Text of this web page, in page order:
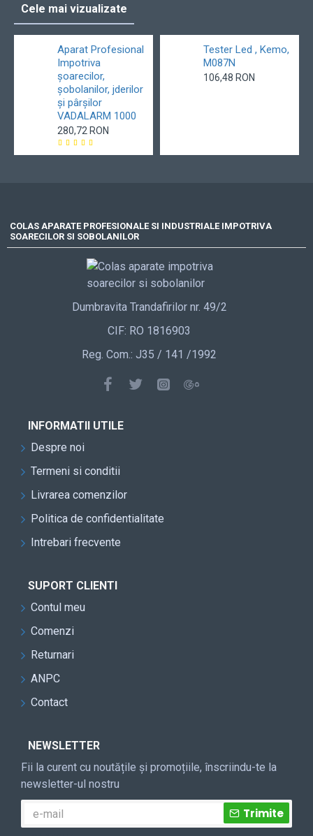
Cele mai vizualizate
Aparat Profesional
Impotriva
șoarecilor,
șobolanilor, jderilor
și pârșilor
VADALARM 1000
280,72 RON
Tester Led , Kemo,
M087N
106,48 RON
COLAS APARATE PROFESIONALE SI INDUSTRIALE IMPOTRIVA
SOARECILOR SI SOBOLANILOR
Dumbravita Trandafirilor nr. 49/2
CIF: RO 1816903
Reg. Com.: J35 / 141 /1992
INFORMATII UTILE
Despre noi
Termeni si conditii
Livrarea comenzilor
Politica de confidentialitate
Intrebari frecvente
SUPORT CLIENTI
Contul meu
Comenzi
Returnari
ANPC
Contact
NEWSLETTER
Fii la curent cu noutățile și promoțiile, înscriindu-te la
newsletter-ul nostru
Trimite